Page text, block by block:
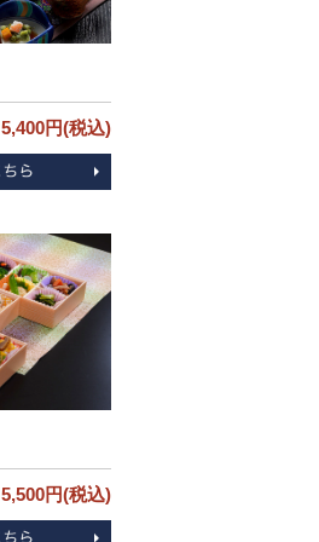
5,400円(税込)
5,500円(税込)